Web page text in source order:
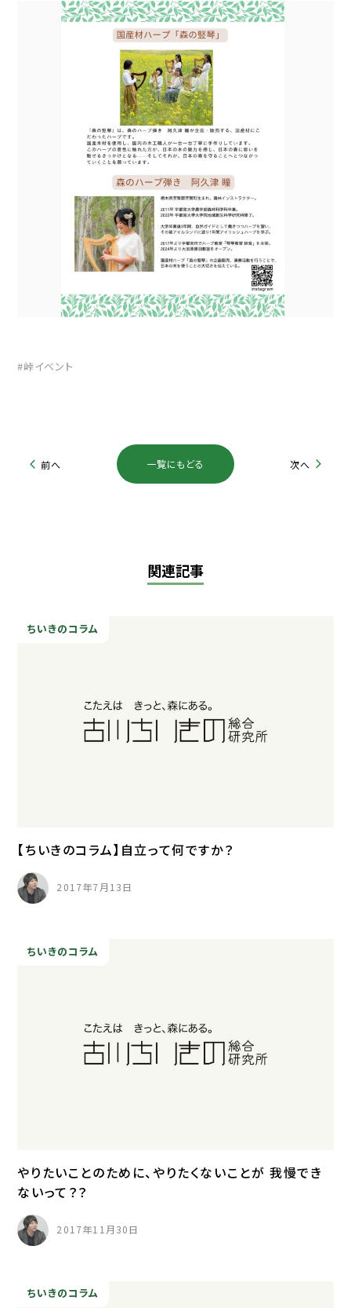
峠イベント
前へ 一覧にもどる 次へ
関連記事
ちいきのコラム
【ちいきのコラム】自立って何ですか？
2017年7月13日
ちいきのコラム
やりたいことのために、やりたくないことが 我慢でき
ないって？？
2017年11月30日
ちいきのコラム